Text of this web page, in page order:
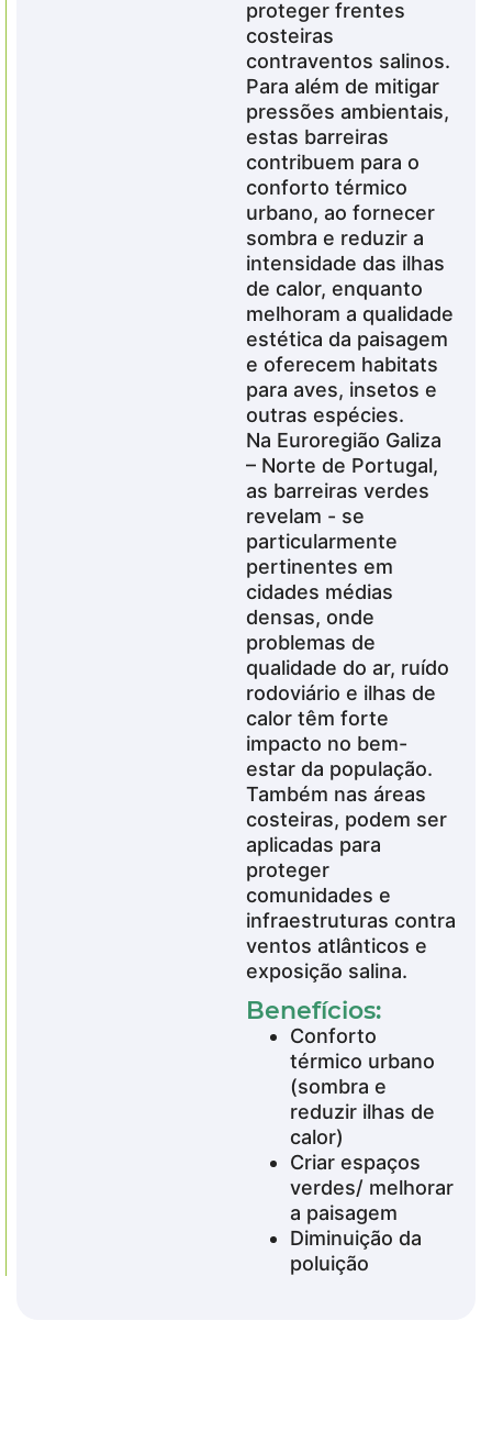
proteger frentes
costeiras
contraventos salinos.
Para além de mitigar
pressões ambientais,
estas barreiras
contribuem para o
conforto térmico
urbano, ao fornecer
sombra e reduzir a
intensidade das ilhas
de calor, enquanto
melhoram a qualidade
estética da paisagem
e oferecem habitats
para aves, insetos e
outras espécies.
Na Euroregião Galiza
– Norte de Portugal,
as barreiras verdes
revelam - se
particularmente
pertinentes em
cidades médias
densas, onde
problemas de
qualidade do ar, ruído
rodoviário e ilhas de
calor têm forte
impacto no bem-
estar da população.
Também nas áreas
costeiras, podem ser
aplicadas para
proteger
comunidades e
infraestruturas contra
ventos atlânticos e
exposição salina.
Benefícios:
Conforto
térmico urbano
(sombra e
reduzir ilhas de
calor)
Criar espaços
verdes/ melhorar
a paisagem
Diminuição da
poluição